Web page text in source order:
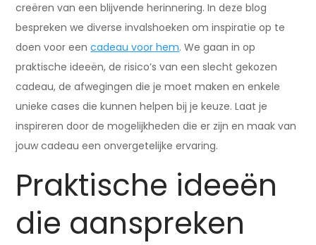
creëren van een blijvende herinnering. In deze blog
bespreken we diverse invalshoeken om inspiratie op te
doen voor eencadeau voor hem. We gaan in op
praktische ideeën, de risico’s van een slecht gekozen
cadeau, de afwegingen die je moet maken en enkele
unieke cases die kunnen helpen bij je keuze. Laat je
inspireren door de mogelijkheden die er zijn en maak van
jouw cadeau een onvergetelijke ervaring.
Praktische ideeën
die aanspreken